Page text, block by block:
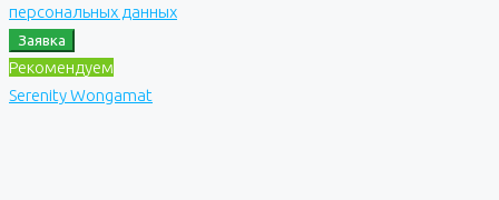
персональных данных
Заявка
Рекомендуем
Serenity Wongamat